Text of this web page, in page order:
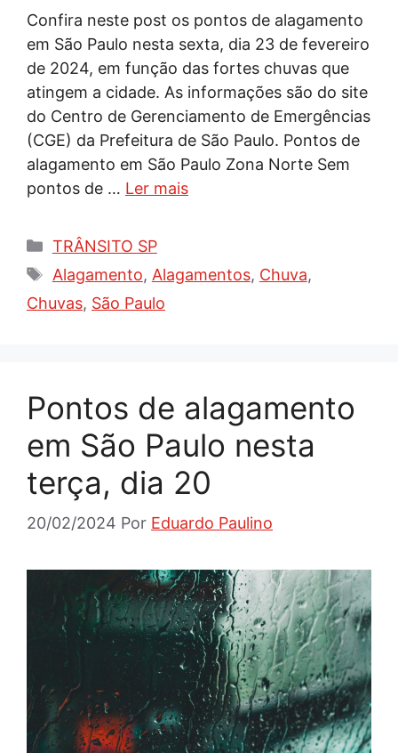
Confira neste post os pontos de alagamento
em São Paulo nesta sexta, dia 23 de fevereiro
de 2024, em função das fortes chuvas que
atingem a cidade. As informações são do site
do Centro de Gerenciamento de Emergências
(CGE) da Prefeitura de São Paulo. Pontos de
alagamento em São Paulo Zona Norte Sem
pontos de … Ler mais
Categorias
TRÂNSITO SP
Tags
Alagamento, Alagamentos, Chuva,
Chuvas, São Paulo
Pontos de alagamento
em São Paulo nesta
terça, dia 20
20/02/2024 Por Eduardo Paulino